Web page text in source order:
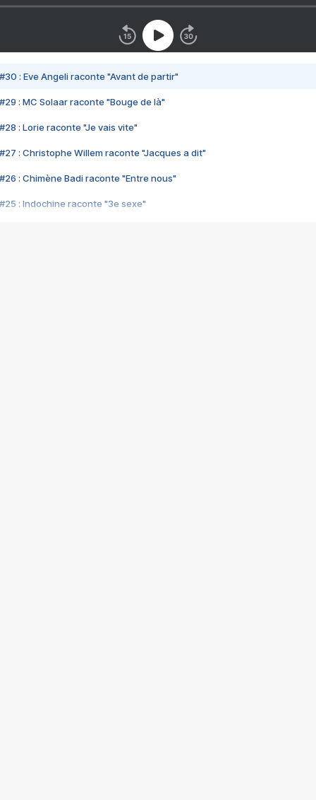
#30 : Eve Angeli raconte "Avant de partir"
#29 : MC Solaar raconte "Bouge de là"
#28 : Lorie raconte "Je vais vite"
#27 : Christophe Willem raconte "Jacques a dit"
#26 : Chimène Badi raconte "Entre nous"
#25 : Indochine raconte "3e sexe"